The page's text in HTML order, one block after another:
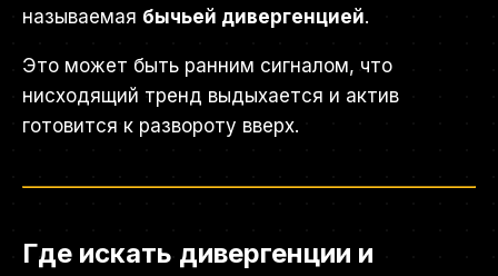
называемая бычьей дивергенцией.
Это может быть ранним сигналом, что
нисходящий тренд выдыхается и актив
готовится к развороту вверх.
Где искать дивергенции и